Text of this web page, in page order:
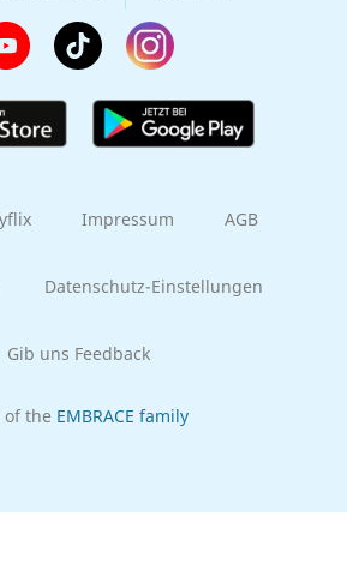
Impressum AGB
Datenschutz-Einstellungen
Gib uns Feedback
of the EMBRACE family